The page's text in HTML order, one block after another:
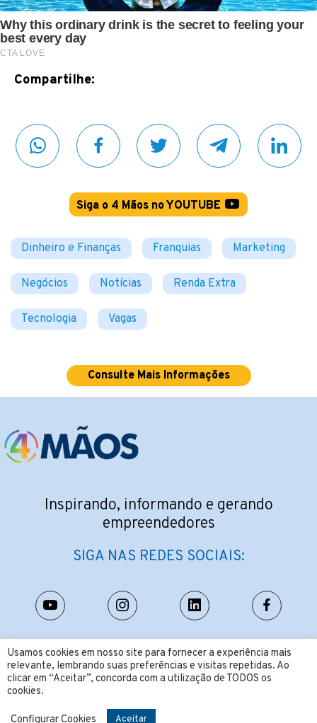
Compartilhe:
Siga o 4 Mãos no YOUTUBE
Dinheiro e Finanças Franquias Marketing
Negócios Notícias Renda Extra
Tecnologia Vagas
Consulte Mais Informações
Usamos cookies em nosso site para fornecer a experiência mais
relevante, lembrando suas preferências e visitas repetidas. Ao
clicar em “Aceitar”, concorda com a utilização de TODOS os
cookies.
Configurar Cookies Aceitar
Inspirando, informando e gerando
empreendedores
SIGA NAS REDES SOCIAIS:
CONTATO:
contato@4maos.com.br